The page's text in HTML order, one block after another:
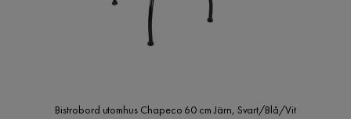
Bistrobord utomhus Chapeco 60 cm Järn, Svart/Blå/Vit